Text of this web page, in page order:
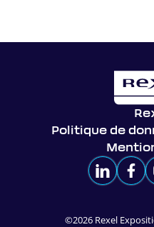
Politique de
©2026 Rexel